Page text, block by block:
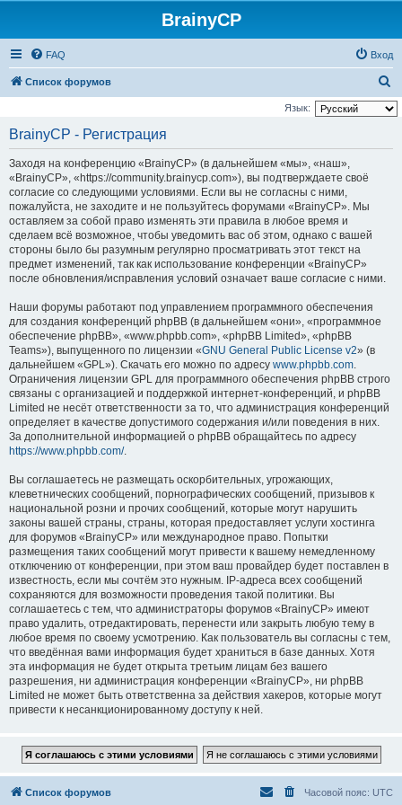
BrainyCP
FAQ Вход
Список форумов
о
Язык:
BrainyCP - Регистрация
Заходя на конференцию «BrainyCP» (в дальнейшем «мы», «наш»,
«BrainyCP», «https://community.brainycp.com»), вы подтверждаете своё
согласие со следующими условиями. Если вы не согласны с ними,
пожалуйста, не заходите и не пользуйтесь форумами «BrainyCP». Мы
оставляем за собой право изменять эти правила в любое время и
сделаем всё возможное, чтобы уведомить вас об этом, однако с вашей
стороны было бы разумным регулярно просматривать этот текст на
предмет изменений, так как использование конференции «BrainyCP»
после обновления/исправления условий означает ваше согласие с ними.
Наши форумы работают под управлением программного обеспечения
для создания конференций phpBB (в дальнейшем «они», «программное
обеспечение phpBB», «www.phpbb.com», «phpBB Limited», «phpBB
Teams»), выпущенного по лицензии «GNU General Public License v2» (в
дальнейшем «GPL»). Скачать его можно по адресу www.phpbb.com.
Ограничения лицензии GPL для программного обеспечения phpBB строго
связаны с организацией и поддержкой интернет-конференций, и phpBB
Limited не несёт ответственности за то, что администрация конференций
определяет в качестве допустимого содержания и/или поведения в них.
За дополнительной информацией о phpBB обращайтесь по адресу
https://www.phpbb.com/.
Вы соглашаетесь не размещать оскорбительных, угрожающих,
клеветнических сообщений, порнографических сообщений, призывов к
национальной розни и прочих сообщений, которые могут нарушить
законы вашей страны, страны, которая предоставляет услуги хостинга
для форумов «BrainyCP» или международное право. Попытки
размещения таких сообщений могут привести к вашему немедленному
отключению от конференции, при этом ваш провайдер будет поставлен в
известность, если мы сочтём это нужным. IP-адреса всех сообщений
сохраняются для возможности проведения такой политики. Вы
соглашаетесь с тем, что администраторы форумов «BrainyCP» имеют
право удалить, отредактировать, перенести или закрыть любую тему в
любое время по своему усмотрению. Как пользователь вы согласны с тем,
что введённая вами информация будет храниться в базе данных. Хотя
эта информация не будет открыта третьим лицам без вашего
разрешения, ни администрация конференции «BrainyCP», ни phpBB
Limited не может быть ответственна за действия хакеров, которые могут
привести к несанкционированному доступу к ней.
Список форумов Часовой пояс: UTC